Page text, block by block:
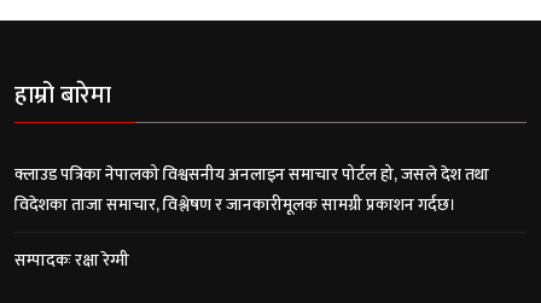
हाम्रो बारेमा
क्लाउड पत्रिका नेपालको विश्वसनीय अनलाइन समाचार पोर्टल हो, जसले देश तथा
विदेशका ताजा समाचार, विश्लेषण र जानकारीमूलक सामग्री प्रकाशन गर्दछ।
सम्पादकः रक्षा रेग्मी